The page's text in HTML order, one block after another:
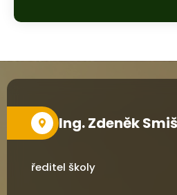
Ing. Zdeněk
ředitel školy